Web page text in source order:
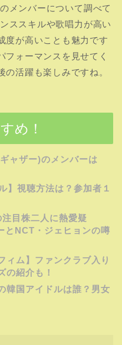
メンバーについて調べて
ススキルや歌唱力が高い
度が高いことも魅力です
フォーマンスを見せてく
活躍も楽しみですね。
め！
ャザー)のメンバーは
】視聴方法は？参加者１
目株二人に熱愛疑
とNCT・ジェヒョンの噂
ム】ファンクラブ入り
の紹介も！
韓国アイドルは誰？男女